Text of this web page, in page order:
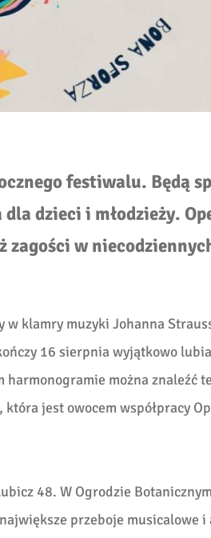
festiwalu. Będą
dzieci i młodzieży.
w
klamry muzyki Johanna
16 sierpnia wyjątkowo
harmonogramie można znaleźć
która jest owocem współpracy
48. W Ogrodzie
przeboje musicalowe